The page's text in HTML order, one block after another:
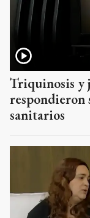
Triquinosis y
respondieron
sanitarios